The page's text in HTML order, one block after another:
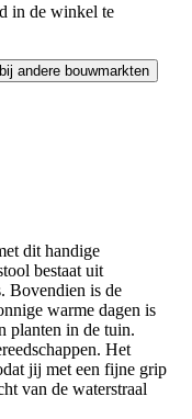
in de winkel te
andere bouwmarkten
dit handige
bestaat uit
Bovendien is de
warme dagen is
planten in de tuin.
Het
jij met een fijne grip
van de waterstraal